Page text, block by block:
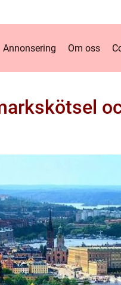
Annonsering Om oss